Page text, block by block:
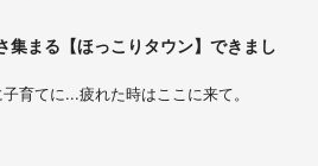
集まる【ほっこりタウン】できまし
育てに...疲れた時はここに来て。